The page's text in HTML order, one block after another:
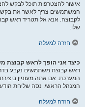
אישור להצטרפות תוכל לבקש
המשתמשים צריך לאשר את
לקבוצה. אנא אל תטריד ראש
שלו.
חזרה למעלה
כיצד אני הופך לראש קבוצת
ראש קבוצת משתמשים נקבע
המערכת. אם אתה מעוניין
המנהל הראשי. נסה שליחת
חזרה למעלה